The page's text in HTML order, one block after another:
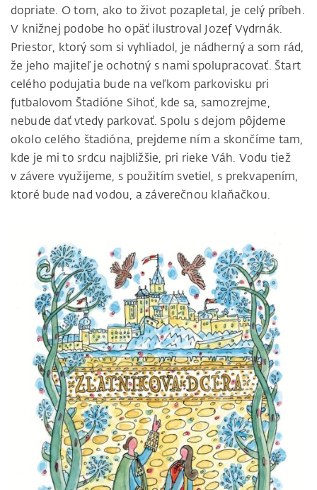
dopriate. O tom, ako to život pozapletal, je celý príbeh.
V knižnej podobe ho opäť ilustroval Jozef Vydrnák.
Priestor, ktorý som si vyhliadol, je nádherný a som rád,
že jeho majiteľ je ochotný s nami spolupracovať. Štart
celého podujatia bude na veľkom parkovisku pri
futbalovom Štadióne Sihoť, kde sa, samozrejme,
nebude dať vtedy parkovať. Spolu s dejom pôjdeme
okolo celého štadióna, prejdeme ním a skončíme tam,
kde je mi to srdcu najbližšie, pri rieke Váh. Vodu tiež
v závere využijeme, s použitím svetiel, s prekvapením,
ktoré bude nad vodou, a záverečnou klaňačkou.